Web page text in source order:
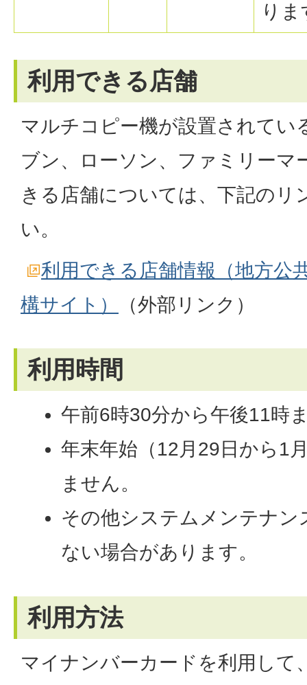
り
利用できる店舗
マルチコピー機が設置されてい
ブン、ローソン、ファミリーマ
きる店舗については、下記のリ
い。
利用できる店舗情報（地方公
構サイト）
（外部リンク）
利用時間
午前6時30分から午後11時
年末年始（12月29日から1
ません。
その他システムメンテナン
ない場合があります。
利用方法
マイナンバーカードを利用して